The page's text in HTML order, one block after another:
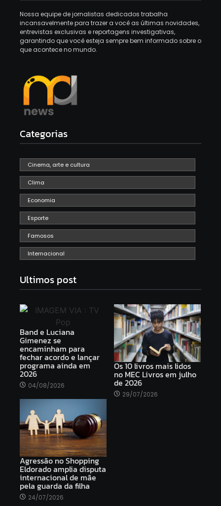
Nossa equipe de jornalistas dedicados trabalha
incansavelmente para trazer a você as últimas novidades,
entrevistas exclusivas e reportagens investigativas,
garantindo que você esteja sempre bem informado sobre o
que acontece no mundo.
Categorias
Cinema, arte e cultura
Clima
Economia
Esporte
Famosos
Internacional
Ultimos post
Band e Luciana
Gimenez se
encaminham para
fechar acordo e lançar
programa ainda em
2026
04/08/2026
Os 10 livros mais lidos
no MEC Livros em julho
de 2026
29/07/2026
Agressão no Shopping
Eldorado amplia disputa
internacional de mãe
pela guarda da filha
24/07/2026